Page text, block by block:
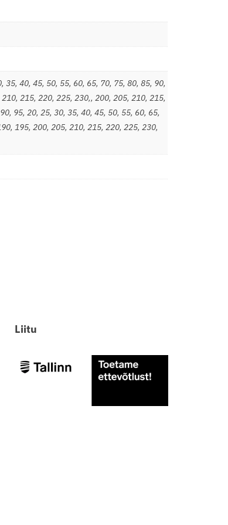
35, 40, 45, 50, 55, 60, 65, 70, 75, 80, 85, 90,
215, 220, 225, 230,, 200, 205, 210, 215,
90, 95, 20, 25, 30, 35, 40, 45, 50, 55, 60, 65,
, 195, 200, 205, 210, 215, 220, 225, 230,
Liitu